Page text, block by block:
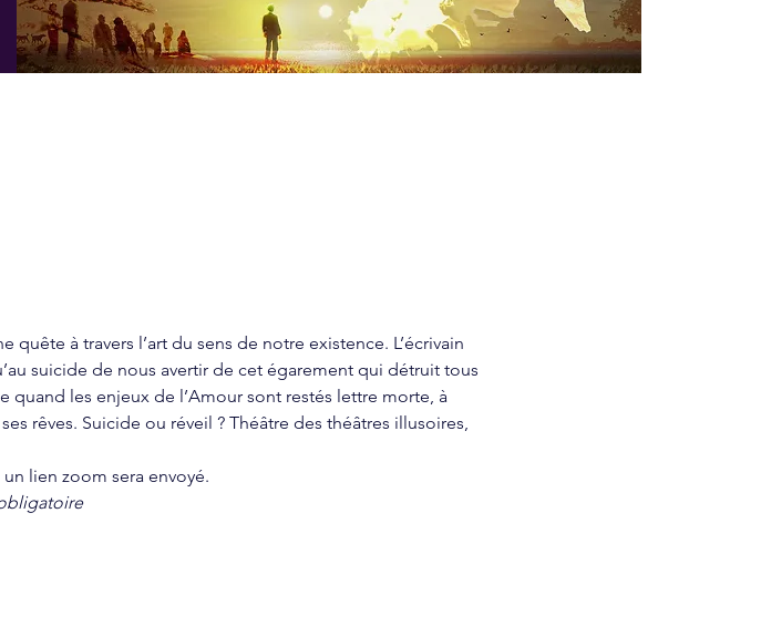
à travers l’art du sens de notre existence. L’écrivain
suicide de nous avertir de cet égarement qui détruit tous
les enjeux de l’Amour sont restés lettre morte, à
rêves. Suicide ou réveil ? Théâtre des théâtres illusoires,
lien zoom sera envoyé.